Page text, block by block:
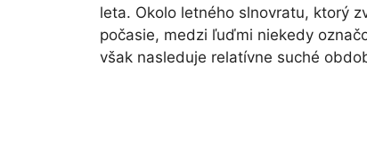
leta. Okolo letného slnovratu, ktorý
počasie, medzi ľuďmi niekedy
však nasleduje relatívne suché